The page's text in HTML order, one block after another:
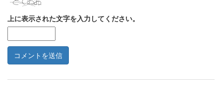
上に表示された文字を入力してください。